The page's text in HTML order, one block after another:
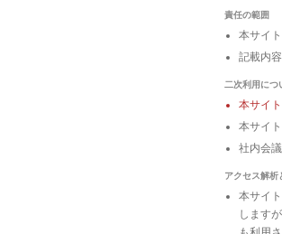
責任の範囲
本サイ
記載内
二次利用につ
本サイ
本サイ
社内会
アクセス解析
本サイ
します